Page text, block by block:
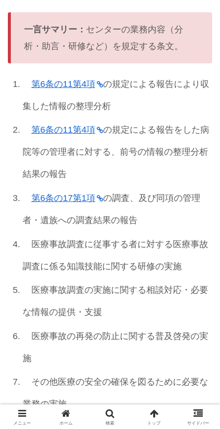
一言サマリー： センターの業務内容（分
析・助言・研修など）を規定する条文。
第6条の11第4項 の規定による報告により収
集した情報の整理分析
第6条の11第4項 の規定による報告をした病
院等の管理者に対する、前号の情報の整理分析
結果の報告
第6条の17第1項 の調査、及び同項の管理
者・遺族への調査結果の報告
医療事故調査に従事する者に対する医療事故
調査に係る知識技能に関する研修の実施
医療事故調査の実施に関する相談対応・必要
な情報の提供・支援
医療事故の再発の防止に関する普及啓発の実
施
その他医療の安全の確保を図るために必要な
業務の実施
メニュー ホーム 検索 トップ サイドバー